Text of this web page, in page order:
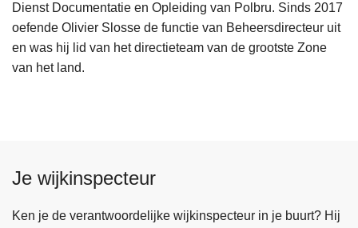
Dienst Documentatie en Opleiding van Polbru. Sinds 2017
oefende Olivier Slosse de functie van Beheersdirecteur uit
en was hij lid van het directieteam van de grootste Zone
van het land.
Je wijkinspecteur
Ken je de verantwoordelijke wijkinspecteur in je buurt? Hij